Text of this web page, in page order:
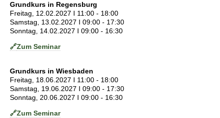
Grundkurs in Regensburg
Freitag, 12.02.2027 I 11:00 - 18:00
Samstag, 13.02.2027 I 09:00 - 17:30
Sonntag, 14.02.2027 I 09:00 - 16:30
🔗Zum Seminar
Grundkurs in Wiesbaden
Freitag, 18.06.2027 I 11:00 - 18:00
Samstag, 19.06.2027 I 09:00 - 17:30
Sonntag, 20.06.2027 I 09:00 - 16:30
🔗Zum Seminar